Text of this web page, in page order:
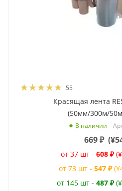
55
Красящая лента
(50мм/300м/
В наличии
669₽ (
от 37 шт - 608 ₽
от 73 шт - 547 ₽
от 145 шт - 487 ₽